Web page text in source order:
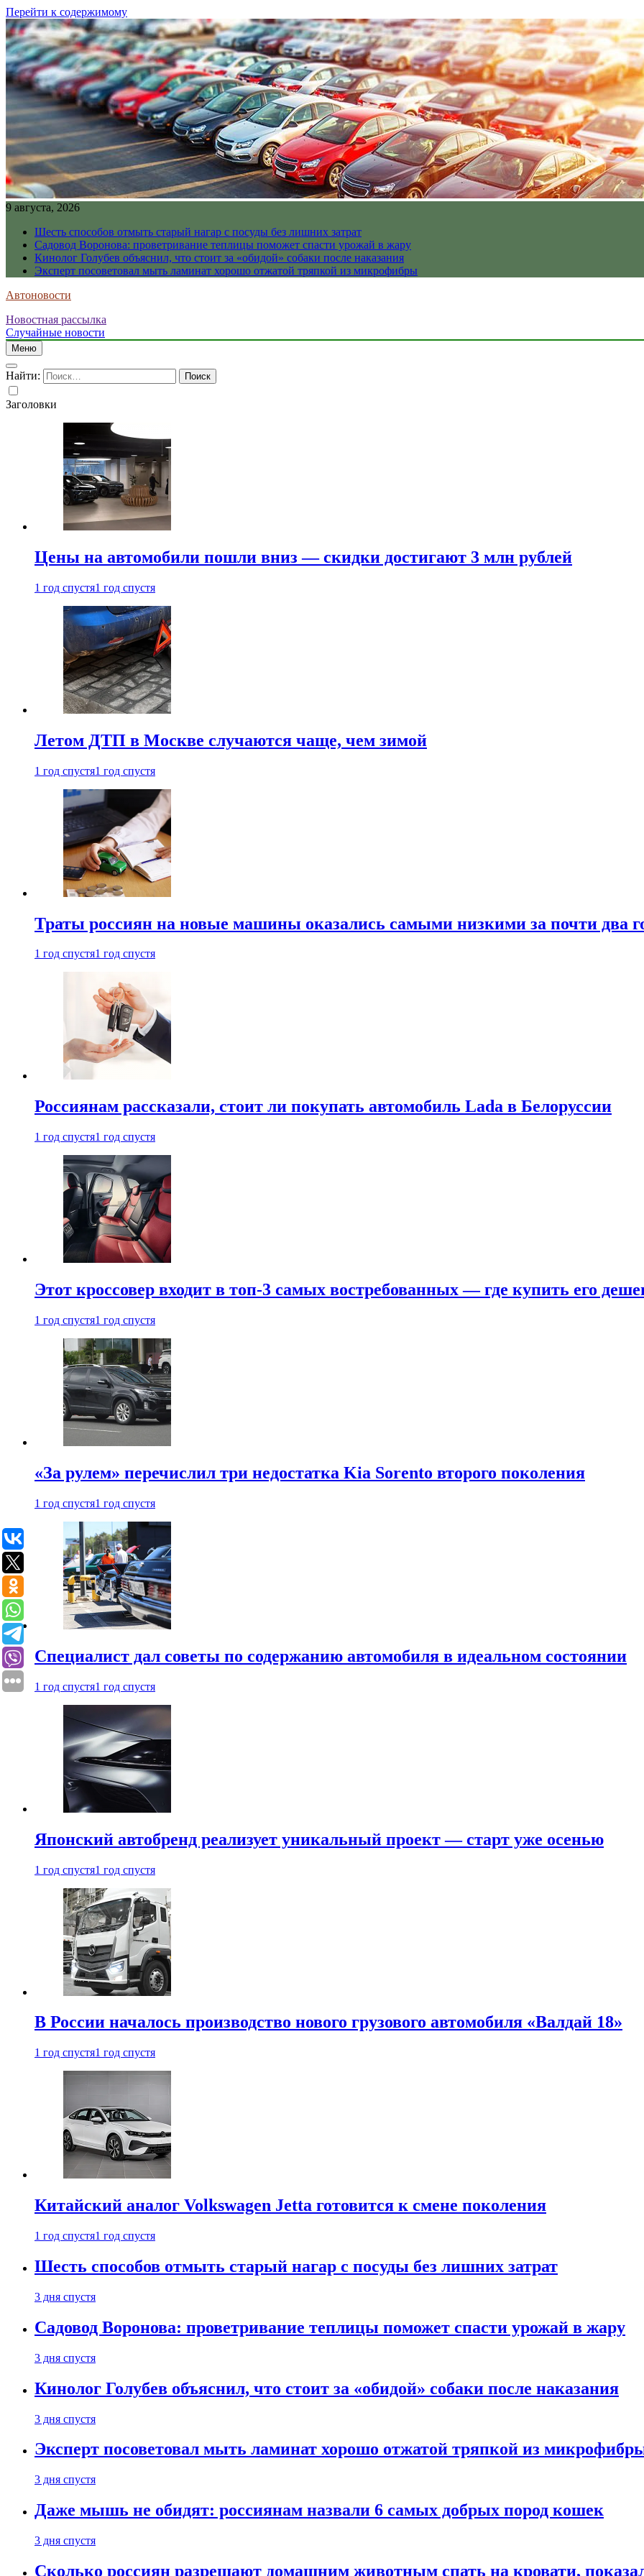
Перейти к содержимому
9 августа, 2026
Шесть способов отмыть старый нагар с посуды без лишних затрат
Садовод Воронова: проветривание теплицы поможет спасти урожай в жару
Кинолог Голубев объяснил, что стоит за «обидой» собаки после наказания
Эксперт посоветовал мыть ламинат хорошо отжатой тряпкой из микрофибры
Автоновости
Новостная рассылка
Случайные новости
Меню
Найти:
Заголовки
Цены на автомобили пошли вниз — скидки достигают 3 млн рублей
1 год спустя1 год спустя
Летом ДТП в Москве случаются чаще, чем зимой
1 год спустя1 год спустя
Траты россиян на новые машины оказались самыми низкими за почти два
1 год спустя1 год спустя
Россиянам рассказали, стоит ли покупать автомобиль Lada в Белоруссии
1 год спустя1 год спустя
Этот кроссовер входит в топ-3 самых востребованных — где купить его
1 год спустя1 год спустя
«За рулем» перечислил три недостатка Kia Sorento второго поколения
1 год спустя1 год спустя
Специалист дал советы по содержанию автомобиля в идеальном состоянии
1 год спустя1 год спустя
Японский автобренд реализует уникальный проект — старт уже осенью
1 год спустя1 год спустя
В России началось производство нового грузового автомобиля «Валдай 18»
1 год спустя1 год спустя
Китайский аналог Volkswagen Jetta готовится к смене поколения
1 год спустя1 год спустя
Шесть способов отмыть старый нагар с посуды без лишних затрат
3 дня спустя
Садовод Воронова: проветривание теплицы поможет спасти урожай в жару
3 дня спустя
Кинолог Голубев объяснил, что стоит за «обидой» собаки после наказания
3 дня спустя
Эксперт посоветовал мыть ламинат хорошо отжатой тряпкой из
3 дня спустя
Даже мышь не обидят: россиянам назвали 6 самых добрых пород кошек
3 дня спустя
Сколько россиян разрешают домашним животным спать на кровати,